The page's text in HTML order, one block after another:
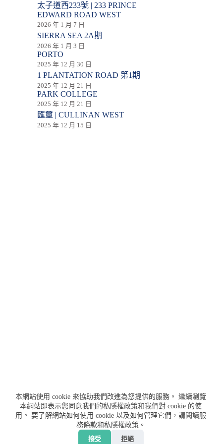
本網站使用 cookie 來協助我們改進為您提供的服務。
繼續瀏覽
本網站即表示您同意我們的私隱權政策和我們對 cookie 的使
用。
要了解網站如何使用 cookie 以及如何管理它們，請閱讀服
務條款和私隱權政策。
接受 拒絕
太子道西233號 | 233 PRINCE
EDWARD ROAD WEST
2026 年 1 月 7 日
SIERRA SEA 2A期
2026 年 1 月 3 日
PORTO
2025 年 12 月 30 日
1 PLANTATION ROAD 第1期
2025 年 12 月 21 日
PARK COLLEGE
2025 年 12 月 21 日
匯壐 | CULLINAN WEST
2025 年 12 月 15 日
服務條款 私隱權政策